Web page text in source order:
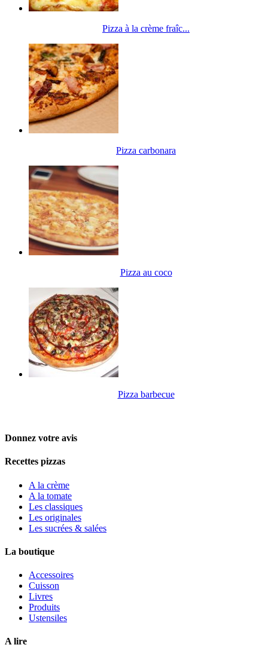
Pizza à la crème fraîc...
Pizza carbonara
Pizza au coco
Pizza barbecue
Donnez votre avis
Recettes pizzas
A la crème
A la tomate
Les classiques
Les originales
Les sucrées & salées
La boutique
Accessoires
Cuisson
Livres
Produits
Ustensiles
A lire